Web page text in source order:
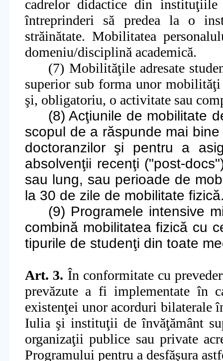
cadrelor didactice din instituţiile
întreprinderi să predea la o
străinătate. Mobilitatea
domeniu/disciplină academică.
(7) Mobilităţile adresate
superior sub forma unor
şi, obligatoriu, o activitate sau
(8) Acţiunile de mobilitate
scopul de a răspunde mai
doctoranzilor şi pentru a
absolvenţii recenţi ("post-
sau lung, sau perioade de
la 30 de zile de mobilitate
(9) Programele intensive
combină mobilitatea fizică cu
tipurile de studenţi din toate
Art. 3. În conformitate cu
prevăzute a fi implementate în
existenţei unor acorduri bilaterale
Iulia şi instituţii de învăţământ
organizaţii publice sau private
Programului pentru a desfăşura